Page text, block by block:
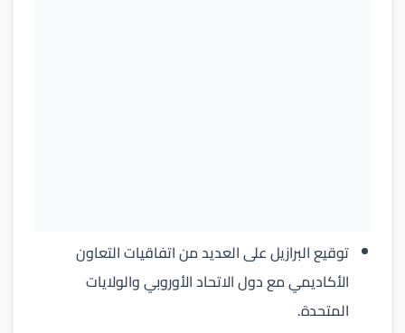
توقيع البرازيل على العديد من اتفاقيات التعاون
الأكاديمي مع دول الاتحاد الأوروبي والولايات
المتحدة.